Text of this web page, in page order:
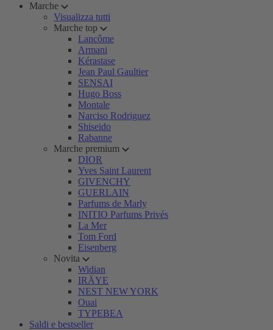
Marche
Visualizza tutti
Marche top
Lancôme
Armani
Kérastase
Jean Paul Gaultier
SENSAI
Hugo Boss
Montale
Narciso Rodriguez
Shiseido
Rabanne
Marche premium
DIOR
Yves Saint Laurent
GIVENCHY
GUERLAIN
Parfums de Marly
INITIO Parfums Privés
La Mer
Tom Ford
Eisenberg
Novita
Widian
IRÄYE
NEST NEW YORK
Ouai
TYPEBEA
Saldi e bestseller